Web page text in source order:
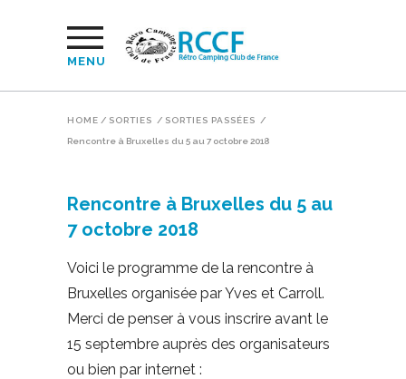
MENU
HOME / SORTIES / SORTIES PASSÉES /
Rencontre à Bruxelles du 5 au 7 octobre 2018
Rencontre à Bruxelles du 5 au
7 octobre 2018
Voici le programme de la rencontre à
Bruxelles organisée par Yves et Carroll.
Merci de penser à vous inscrire avant le
15 septembre auprès des organisateurs
ou bien par internet :